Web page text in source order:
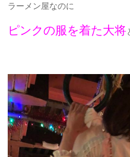
ラーメン屋なのに
ピンクの服を着た大将